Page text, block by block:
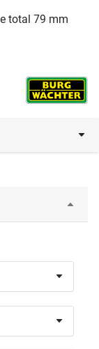
total 79 mm